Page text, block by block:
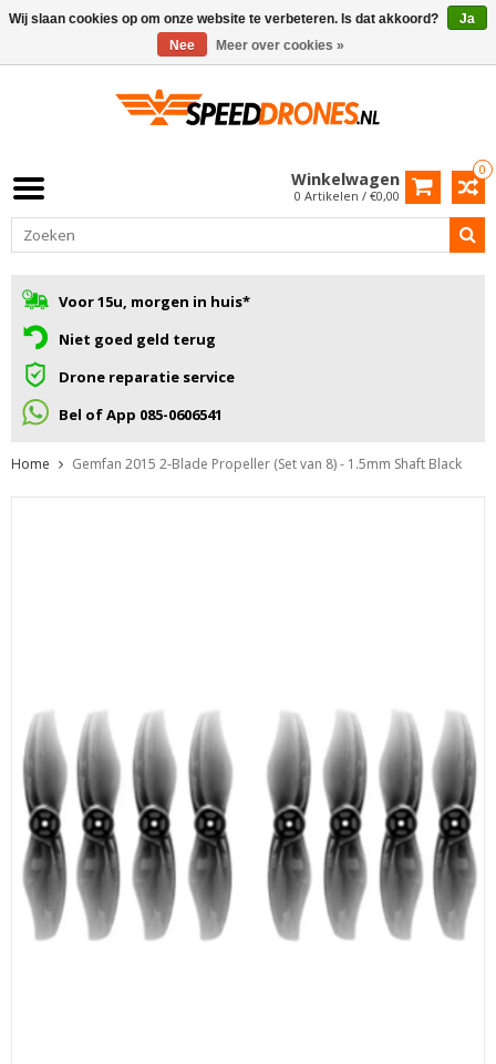
0
Winkelwagen
0 Artikelen / €0,00
Voor 15u, morgen in huis*
Niet goed geld terug
Drone reparatie service
Bel of App 085-0606541
Home Gemfan 2015 2-Blade Propeller (Set van 8) - 1.5mm Shaft Black
Wij slaan cookies op om onze website te verbeteren. Is dat akkoord?
Ja
Nee
Meer over cookies »